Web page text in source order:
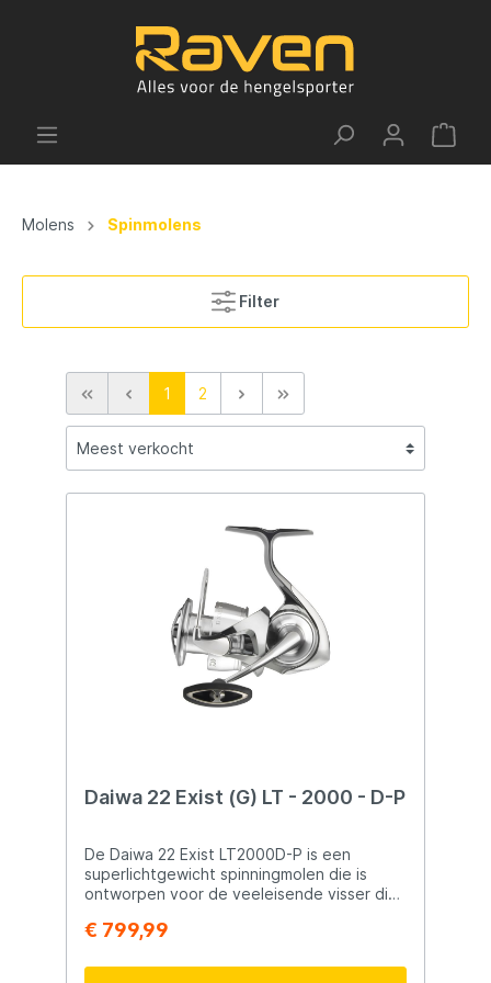
Molens Spinmolens
Filter
1 2
Daiwa 22 Exist (G) LT - 2000 - D-P
De Daiwa 22 Exist LT2000D-P is een
superlichtgewicht spinningmolen die is
ontworpen voor de veeleisende visser die
materiaal. Met een gewicht van slechts 150
een ongeëvenaarde soepele werking en
€ 799,99